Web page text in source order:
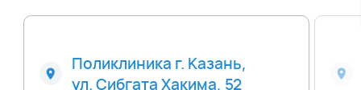
Поликлиника г. Казань,
ул. Сибгата Хакима, 52